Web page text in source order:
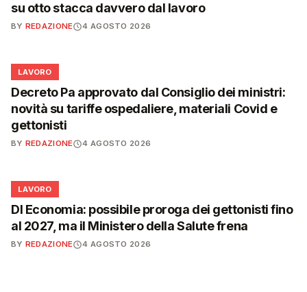
su otto stacca davvero dal lavoro
BY REDAZIONE 4 AGOSTO 2026
💼
LAVORO
Decreto Pa approvato dal Consiglio dei ministri:
novità su tariffe ospedaliere, materiali Covid e
gettonisti
BY REDAZIONE 4 AGOSTO 2026
💼
LAVORO
Dl Economia: possibile proroga dei gettonisti fino
al 2027, ma il Ministero della Salute frena
BY REDAZIONE 4 AGOSTO 2026